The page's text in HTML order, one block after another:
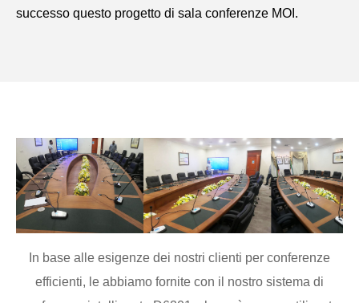
successo questo progetto di sala conferenze MOI.
In base alle esigenze dei nostri clienti per conferenze
efficienti, le abbiamo fornite con il nostro sistema di